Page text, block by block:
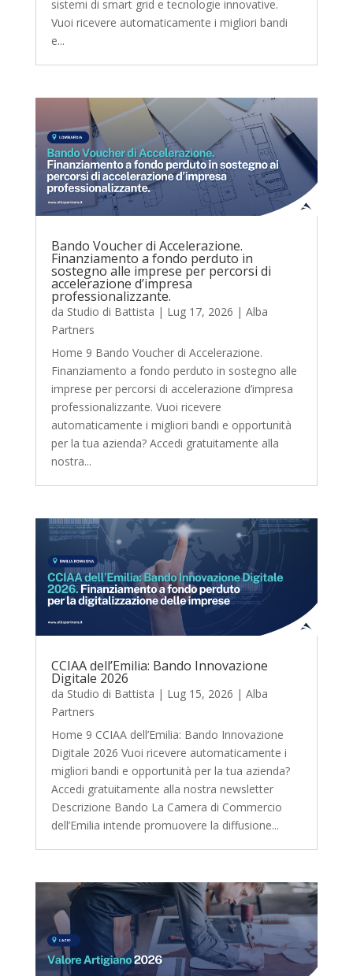
sistemi di smart grid e tecnologie innovative.
Vuoi ricevere automaticamente i migliori bandi
e...
Bando Voucher di Accelerazione.
Finanziamento a fondo perduto in
sostegno alle imprese per percorsi di
accelerazione d’impresa
professionalizzante.
da Studio di Battista | Lug 17, 2026 | Alba
Partners
Home 9 Bando Voucher di Accelerazione.
Finanziamento a fondo perduto in sostegno alle
imprese per percorsi di accelerazione d’impresa
professionalizzante. Vuoi ricevere
automaticamente i migliori bandi e opportunità
per la tua azienda? Accedi gratuitamente alla
nostra...
CCIAA dell’Emilia: Bando Innovazione
Digitale 2026
da Studio di Battista | Lug 15, 2026 | Alba
Partners
Home 9 CCIAA dell’Emilia: Bando Innovazione
Digitale 2026 Vuoi ricevere automaticamente i
migliori bandi e opportunità per la tua azienda?
Accedi gratuitamente alla nostra newsletter
Descrizione Bando La Camera di Commercio
dell’Emilia intende promuovere la diffusione...